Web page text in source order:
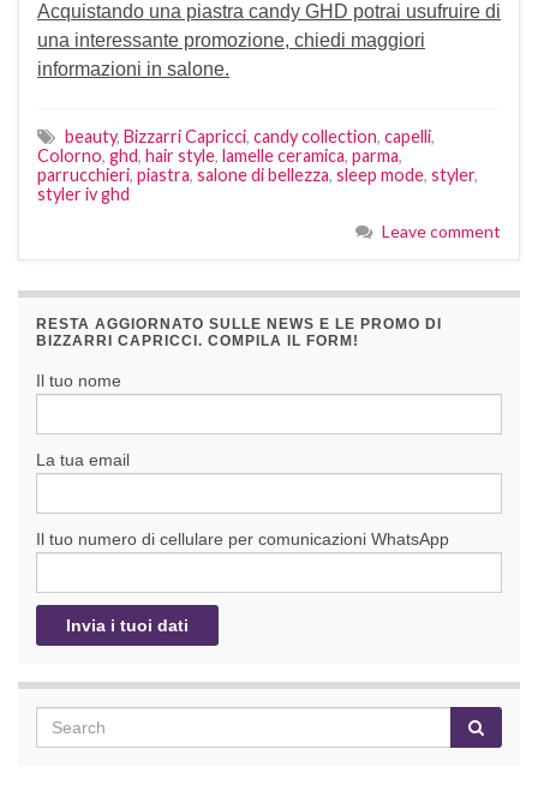
Acquistando una piastra candy GHD potrai usufruire di
una interessante promozione, chiedi maggiori
informazioni in salone.
beauty, Bizzarri Capricci, candy collection, capelli,
Colorno, ghd, hair style, lamelle ceramica, parma,
parrucchieri, piastra, salone di bellezza, sleep mode, styler,
styler iv ghd
Leave comment
RESTA AGGIORNATO SULLE NEWS E LE PROMO DI
BIZZARRI CAPRICCI. COMPILA IL FORM!
Il tuo nome
La tua email
Il tuo numero di cellulare per comunicazioni WhatsApp